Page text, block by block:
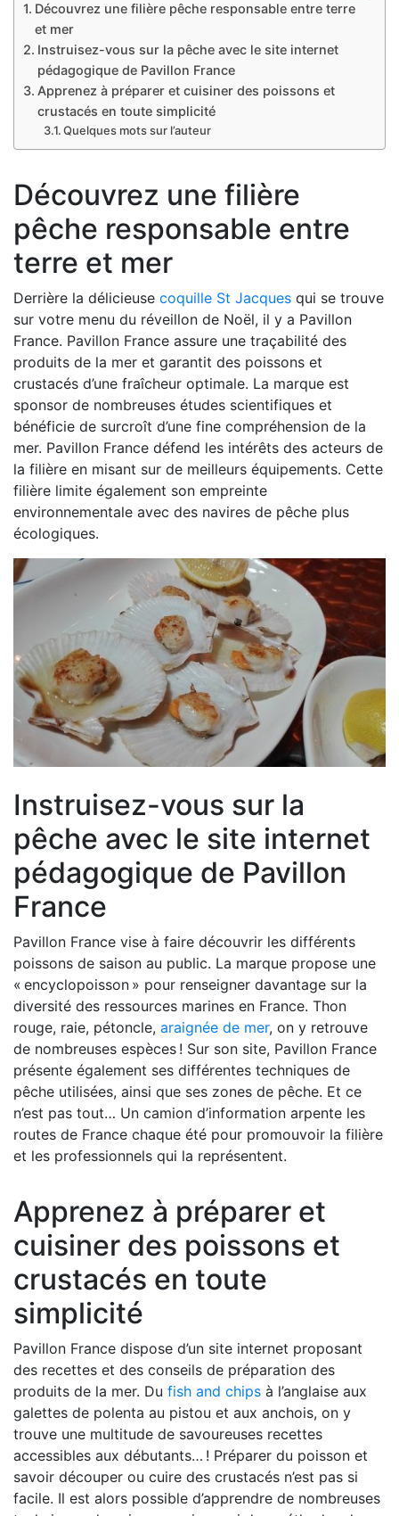
Découvrez une filière pêche responsable entre terre
et mer
Instruisez-vous sur la pêche avec le site internet
pédagogique de Pavillon France
Apprenez à préparer et cuisiner des poissons et
crustacés en toute simplicité
Quelques mots sur l’auteur
Découvrez une filière
pêche responsable entre
terre et mer
Derrière la délicieuse coquille St Jacques qui se trouve
sur votre menu du réveillon de Noël, il y a Pavillon
France. Pavillon France assure une traçabilité des
produits de la mer et garantit des poissons et
crustacés d’une fraîcheur optimale. La marque est
sponsor de nombreuses études scientifiques et
bénéficie de surcroît d’une fine compréhension de la
mer. Pavillon France défend les intérêts des acteurs de
la filière en misant sur de meilleurs équipements. Cette
filière limite également son empreinte
environnementale avec des navires de pêche plus
écologiques.
Instruisez-vous sur la
pêche avec le site internet
pédagogique de Pavillon
France
Pavillon France vise à faire découvrir les différents
poissons de saison au public. La marque propose une
« encyclopoisson » pour renseigner davantage sur la
diversité des ressources marines en France. Thon
rouge, raie, pétoncle, araignée de mer, on y retrouve
de nombreuses espèces ! Sur son site, Pavillon France
présente également ses différentes techniques de
pêche utilisées, ainsi que ses zones de pêche. Et ce
n’est pas tout… Un camion d’information arpente les
routes de France chaque été pour promouvoir la filière
et les professionnels qui la représentent.
Apprenez à préparer et
cuisiner des poissons et
crustacés en toute
simplicité
Pavillon France dispose d’un site internet proposant
des recettes et des conseils de préparation des
produits de la mer. Du fish and chips à l’anglaise aux
galettes de polenta au pistou et aux anchois, on y
trouve une multitude de savoureuses recettes
accessibles aux débutants… ! Préparer du poisson et
savoir découper ou cuire des crustacés n’est pas si
facile. Il est alors possible d’apprendre de nombreuses